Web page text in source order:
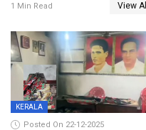
1 Min Read View All
KERALA
Posted On 22-12-2025